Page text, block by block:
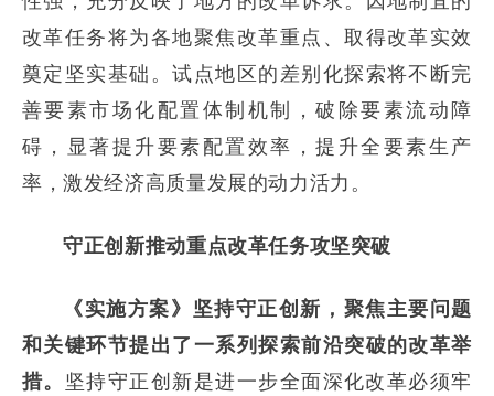
改革任务将为各地聚焦改革重点、取得改革实效
奠定坚实基础。试点地区的差别化探索将不断完
善要素市场化配置体制机制，破除要素流动障
碍，显著提升要素配置效率，提升全要素生产
率，激发经济高质量发展的动力活力。
守正创新推动重点改革任务攻坚突破
《实施方案》 坚持守正创新 ，聚焦主要问题
和关键环节提出了一系列探索前沿突破的改革举
措。 坚持守正创新是进一步全面深化改革必须牢